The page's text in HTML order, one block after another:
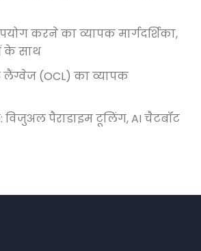
करने का व्यापक मार्गदर्शिका,
के साथ
लैंग्वेज (OCL) का व्यापक
विजुअल पैराडाइम टूलिंग, AI चैटबॉट